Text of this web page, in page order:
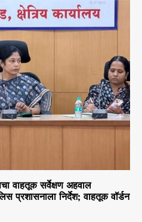
वाहतूक सर्वेक्षण अहवाल
प्रशासनाला निर्देश; वाहतूक वॉर्डन